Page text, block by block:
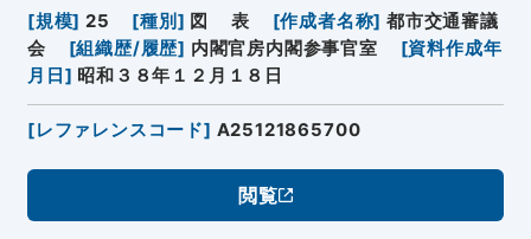
[規模] 25 [種別 ] 図 表 [作成者名称] 都市交通審議
会
[組織歴/履歴] 内閣官房内閣参事官室 [資料作成年
月日 ] 昭和３８年１２月１８日
[レファレンスコード] A25121865700
閲覧